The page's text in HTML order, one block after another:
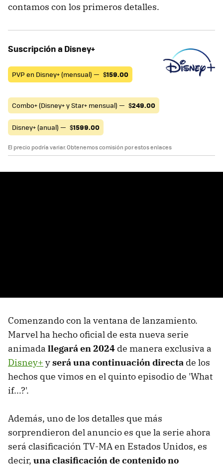
contamos con los primeros detalles.
Suscripción a Disney+
PVP en Disney+ (mensual) — $159.00
Combo+ (Disney+ y Star+ mensual) — $249.00
Disney+ (anual) — $1599.00
El precio podría variar. Obtenemos comisión por estos enlaces
Comenzando con la ventana de lanzamiento.
Marvel ha hecho oficial de esta nueva serie
animada llegará en 2024 de manera exclusiva a
Disney+ yserá una continuación directa de los
hechos que vimos en el quinto episodio de 'What
if...?'.
Además, uno de los detalles que más
sorprendieron del anuncio es que la serie ahora
será clasificación TV-MA en Estados Unidos, es
decir, una clasificación de contenido no